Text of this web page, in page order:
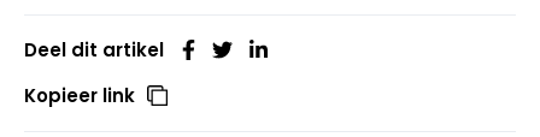
Deel dit artikel
Kopieer link